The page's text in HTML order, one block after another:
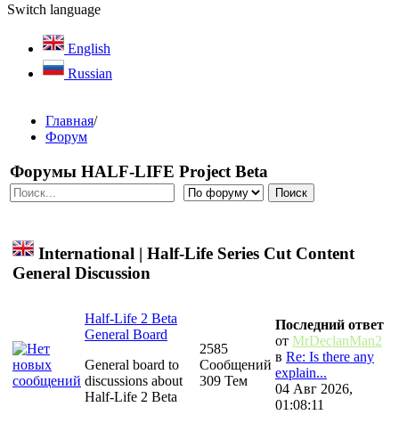
Switch language
English
Russian
Главная/
Форум
Форумы HALF-LIFE Project Beta
International | Half-Life Series Cut Content
General Discussion
Half-Life 2 Beta
General Board
General board to
discussions about
Half-Life 2 Beta
2585
Сообщений
309 Тем
Последний ответ
от MrDeclanMan2
в Re: Is there any
explain...
04 Авг 2026,
01:08:11